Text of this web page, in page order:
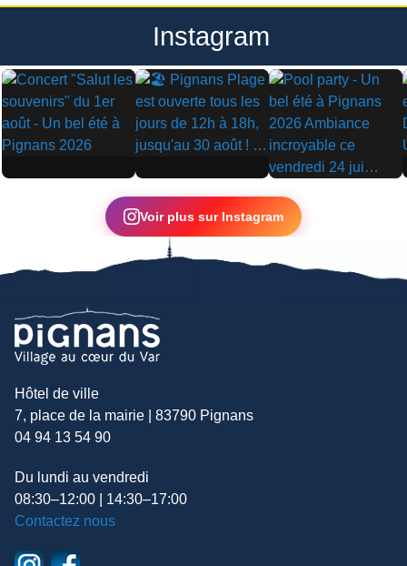
Instagram
▶ ▶
▶
Voir plus sur Instagram
Hôtel de ville
7, place de la mairie | 83790 Pignans
04 94 13 54 90
Du lundi au vendredi
08:30–12:00 | 14:30–17:00
Contactez nous